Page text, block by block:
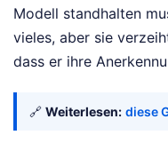
Modell standhalten
vieles, aber sie
dass er ihre
🔗 Weiterlesen: diese